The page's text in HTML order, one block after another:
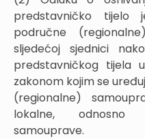
predstavničko tijelo
područne
sljedećoj sjednici
predstavničkog tijela
zakonom kojim se
(regionalne)
lokalne, odnosno
samouprave.